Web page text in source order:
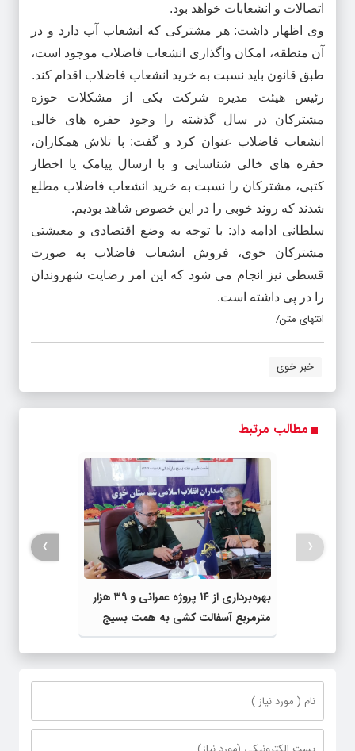
اتصالات و انشعابات خواهد بود.
وی اظهار داشت: هر مشترکی که انشعاب آب دارد و در
آن منطقه، امکان واگذاری انشعاب فاضلاب موجود است،
طبق قانون باید نسبت به خرید انشعاب فاضلاب اقدام کند.
رئیس هیئت مدیره شرکت یکی از مشکلات حوزه
مشترکان در سال گذشته را وجود حفره های خالی
انشعاب فاضلاب عنوان کرد و گفت: با تلاش همکاران،
حفره های خالی شناسایی و با ارسال پیامک یا اخطار
کتبی، مشترکان را نسبت به خرید انشعاب فاضلاب مطلع
شدند که روند خوبی را در این خصوص شاهد بودیم.
سلطانی ادامه داد: با توجه به وضع اقتصادی و معیشتی
مشترکان خوی، فروش انشعاب فاضلاب به صورت
قسطی نیز انجام می شود که این امر رضایت شهروندان
را در پی داشته است.
انتهای متن/
خبر خوی
مطالب مرتبط
بهره‌برداری از ۱۴ پروژه عمرانی و ۳۹ هزار
مترمربع آسفالت کشی به همت بسیج
سازندگی
‹
›